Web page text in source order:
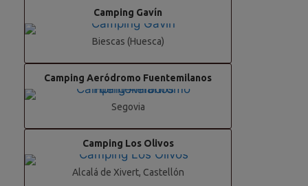
Camping Gavín
Biescas (Huesca)
Camping Aeródromo Fuentemilanos
Segovia
Camping Los Olivos
Alcalá de Xivert, Castellón